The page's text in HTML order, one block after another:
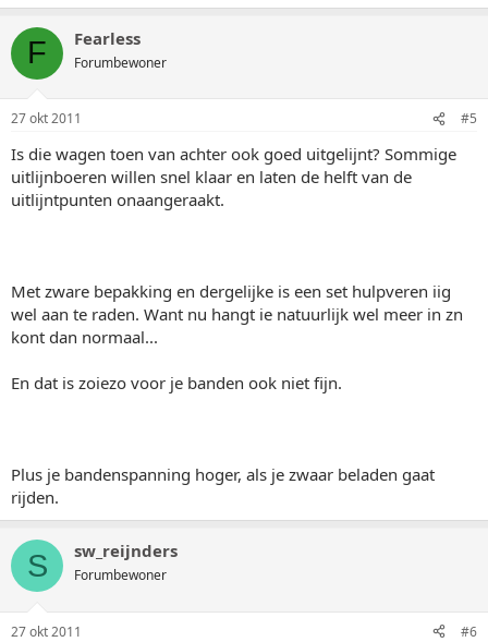
F Fearless
Forumbewoner
27 okt 2011 #5
Is die wagen toen van achter ook goed uitgelijnt? Sommige
uitlijnboeren willen snel klaar en laten de helft van de
uitlijntpunten onaangeraakt.
Met zware bepakking en dergelijke is een set hulpveren iig
wel aan te raden. Want nu hangt ie natuurlijk wel meer in zn
kont dan normaal...
En dat is zoiezo voor je banden ook niet fijn.
Plus je bandenspanning hoger, als je zwaar beladen gaat
rijden.
S sw_reijnders
Forumbewoner
27 okt 2011 #6